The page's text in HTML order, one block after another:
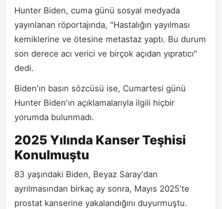
Hunter Biden, cuma günü sosyal medyada
yayınlanan röportajında, "Hastalığın yayılması
kemiklerine ve ötesine metastaz yaptı. Bu durum
son derece acı verici ve birçok açıdan yıpratıcı"
dedi.
Biden'ın basın sözcüsü ise, Cumartesi günü
Hunter Biden'ın açıklamalarıyla ilgili hiçbir
yorumda bulunmadı.
2025 Yılında Kanser Teşhisi
Konulmuştu
83 yaşındaki Biden, Beyaz Saray'dan
ayrılmasından birkaç ay sonra, Mayıs 2025'te
prostat kanserine yakalandığını duyurmuştu.